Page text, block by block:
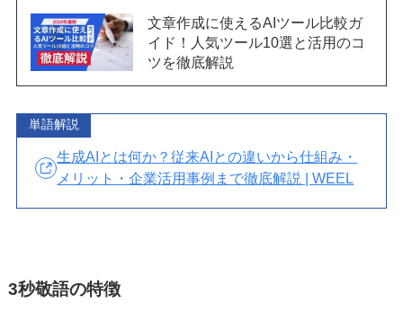
文章作成に使えるAIツール比較ガ
イド！人気ツール10選と活用のコ
ツを徹底解説
単語解説
生成AIとは何か？従来AIとの違いから仕組み・
メリット・企業活用事例まで徹底解説 | WEEL
3秒敬語の特徴